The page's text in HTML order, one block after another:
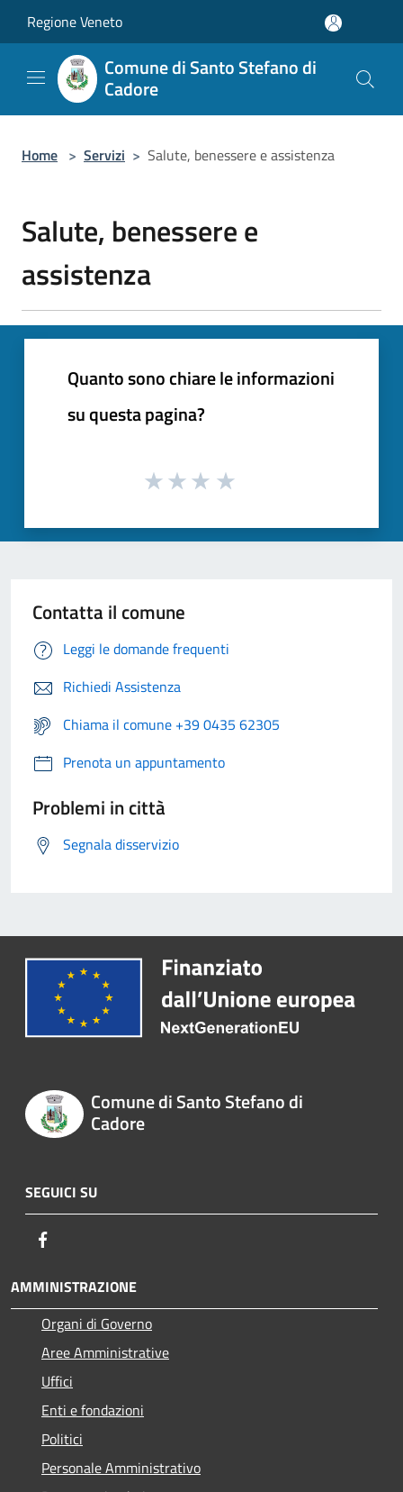
Regione Veneto
Comune di Santo Stefano di
Cadore
Home > Servizi > Salute, benessere e assistenza
Salute, benessere e
assistenza
Quanto sono chiare le informazioni
su questa pagina?
Contatta il comune
Leggi le domande frequenti
Richiedi Assistenza
Chiama il comune +39 0435 62305
Prenota un appuntamento
Problemi in città
Segnala disservizio
Comune di Santo Stefano di
Cadore
SEGUICI SU
AMMINISTRAZIONE
Organi di Governo
Aree Amministrative
Uffici
Enti e fondazioni
Politici
Personale Amministrativo